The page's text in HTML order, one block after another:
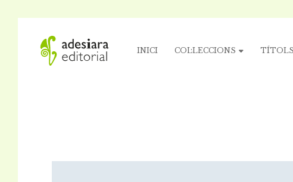
INICI COL·LECCIONS TÍTOLS